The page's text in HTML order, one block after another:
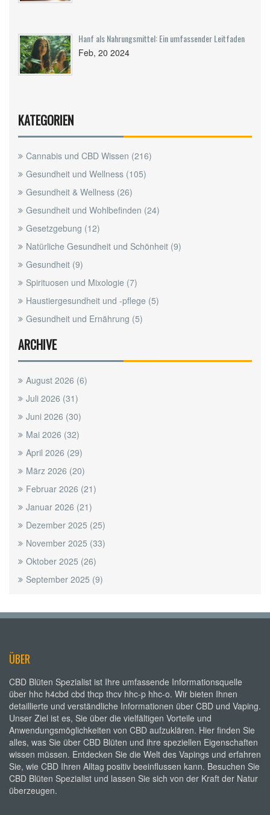
Hanf als Nahrungsmittel: Ein umfassender Leitfaden
Feb, 20 2024
KATEGORIEN
Cannabis und CBD Wissen (216)
Gesundheit und Wellness (105)
Gesundheit & Wellness (26)
Gesundheit und Wohlbefinden (24)
Gesetzgebung (12)
Natürliche Gesundheit und Schönheit (9)
Gesundheit (9)
Spirituosen und Mixologie (7)
Haustiergesundheit und -pflege (5)
Gesundheit und Ernährung (5)
ARCHIVE
August 2026 (6)
Juli 2026 (31)
Juni 2026 (30)
Mai 2026 (32)
April 2026 (29)
März 2026 (20)
Februar 2026 (21)
Januar 2026 (21)
Dezember 2025 (25)
November 2025 (33)
Oktober 2025 (26)
September 2025 (9)
ÜBER
CBD Blüten Spezialist ist Ihre umfassende Informationsquelle
über hhc h4cbd cbd thcp thcv hhc-p hhc-o. Wir bieten Ihnen
detaillierte und verständliche Informationen über CBD und Vaping.
Unser Ziel ist es, Sie über die vielfältigen Vorteile und
Anwendungsmöglichkeiten von CBD aufzuklären. Hier finden Sie
alles, was Sie über CBD Blüten und ihre speziellen Eigenschaften
wissen müssen. Entdecken Sie die Welt des Vapings und erfahren
Sie, wie CBD Ihren Alltag positiv beeinflussen kann. Besuchen Sie
CBD Blüten Spezialist und lassen Sie sich von der Kraft der Natur
überzeugen.